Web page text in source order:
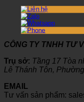
CÔNG TY TNHH TƯ
Trụ sở: Tầng 17 Tòa
Lê Thánh Tôn,
EMAIL
Tư vấn sản phẩm: